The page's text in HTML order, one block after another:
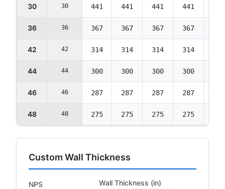
30 30 441 441 441 441
36 36 367 367 367 367
42 42 314 314 314 314
44 44 300 300 300 300
46 46 287 287 287 287
48 48 275 275 275 275
Custom Wall Thickness
NPS Wall Thickness (in)